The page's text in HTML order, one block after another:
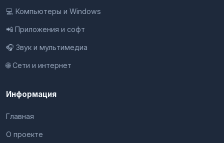
💻 Компьютеры и Windows
📲 Приложения и софт
🎧 Звук и мультимедиа
🌐 Сети и интернет
Информация
Главная
О проекте